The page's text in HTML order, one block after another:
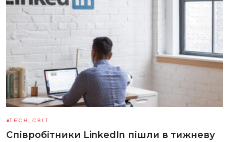
TECH_СВІТ
Співробітники LinkedIn пішли в тижневу